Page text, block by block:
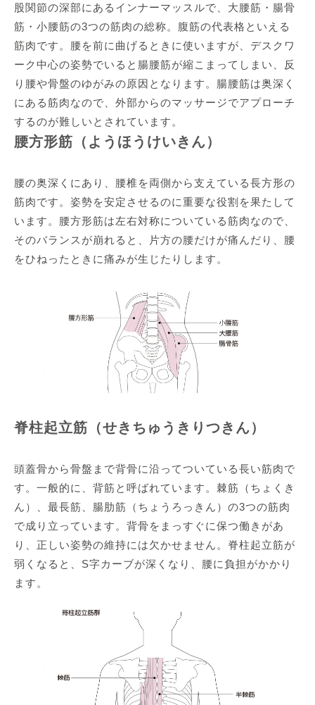
股関節の深部にあるインナーマッスルで、大腰筋・腸骨
筋・小腰筋の3つの筋肉の総称。腹筋の代表格といえる
筋肉です。腰を前に曲げるときに使いますが、デスクワ
ーク中心の姿勢でいると腸腰筋が縮こまってしまい、反
り腰や骨盤のゆがみの原因となります。腸腰筋は奥深く
にある筋肉なので、外部からのマッサージでアプローチ
するのが難しいとされています。
腰方形筋（ようほうけいきん）
腰の奥深くにあり、腰椎を両側から支えている長方形の
筋肉です。姿勢を安定させるのに重要な役割を果たして
います。腰方形筋は左右対称についている筋肉なので、
そのバランスが崩れると、片方の腰だけが痛んだり、腰
をひねったときに痛みが生じたりします。
脊柱起立筋（せきちゅうきりつきん）
頭蓋骨から骨盤まで背骨に沿ってついている長い筋肉で
す。一般的に、背筋と呼ばれています。棘筋（ちょくき
ん）、最長筋、腸肋筋（ちょうろっきん）の3つの筋肉
で成り立っています。背骨をまっすぐに保つ働きがあ
り、正しい姿勢の維持には欠かせません。脊柱起立筋が
弱くなると、S字カーブが深くなり、腰に負担がかかり
ます。